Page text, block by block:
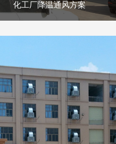
化工厂降温通风方案